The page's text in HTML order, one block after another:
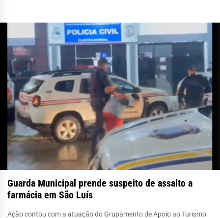
Guarda Municipal prende suspeito de assalto a
farmácia em São Luís
Ação contou com a atuação do Grupamento de Apoio ao Turismo